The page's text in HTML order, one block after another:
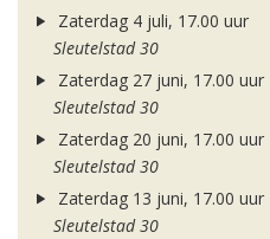
Zaterdag 4 juli, 17.00 uur
Sleutelstad 30
Zaterdag 27 juni, 17.00 uur
Sleutelstad 30
Zaterdag 20 juni, 17.00 uur
Sleutelstad 30
Zaterdag 13 juni, 17.00 uur
Sleutelstad 30